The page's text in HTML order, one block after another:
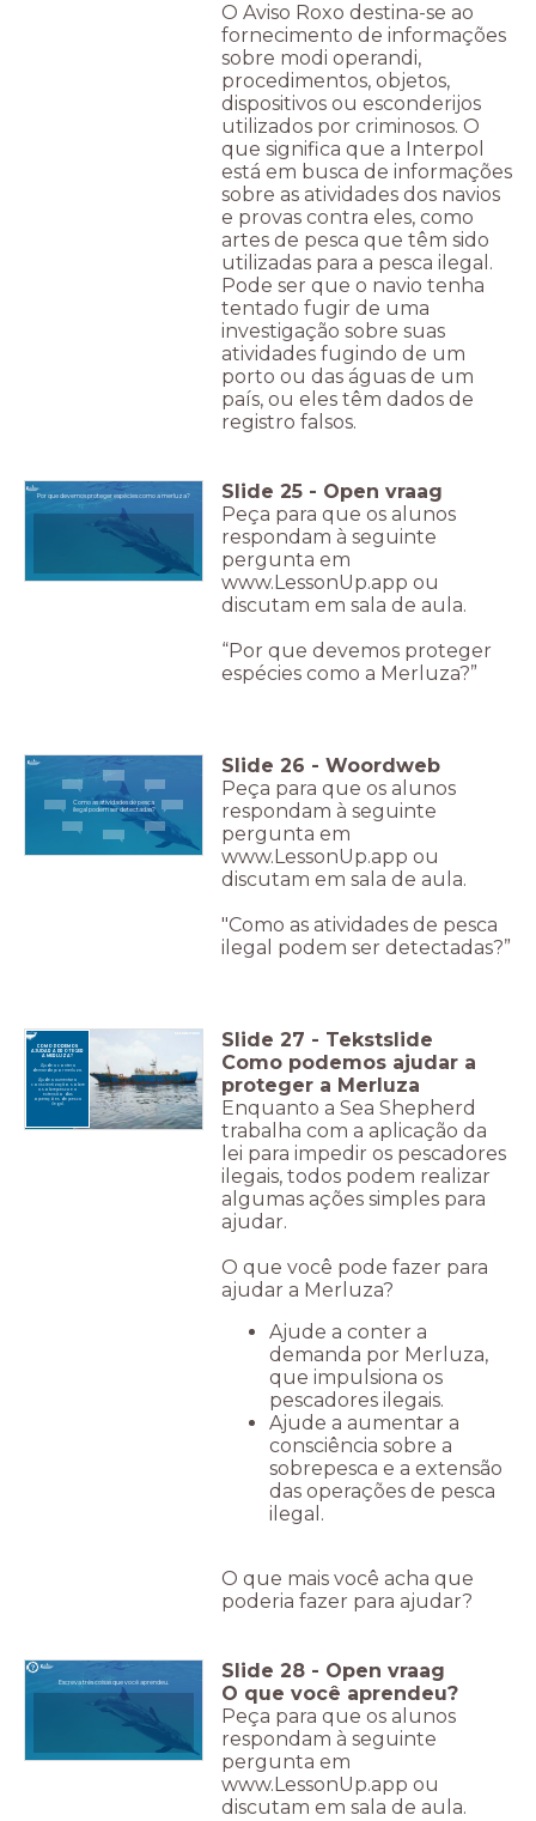
O Aviso Roxo destina-se ao
fornecimento de informações
sobre modi operandi,
procedimentos, objetos,
dispositivos ou esconderijos
utilizados por criminosos. O
que significa que a Interpol
está em busca de informações
sobre as atividades dos navios
e provas contra eles, como
artes de pesca que têm sido
utilizadas para a pesca ilegal.
Pode ser que o navio tenha
tentado fugir de uma
investigação sobre suas
atividades fugindo de um
porto ou das águas de um
país, ou eles têm dados de
registro falsos.
Por que devemos proteger espécies como a merluza? Slide 25 - Open vraag
Peça para que os alunos
respondam à seguinte
pergunta em
www.LessonUp.app ou
discutam em sala de aula.
“Por que devemos proteger
espécies como a Merluza?”
Como as atividades de pesca
ilegal podem ser detectadas?
Slide 26 - Woordweb
Peça para que os alunos
respondam à seguinte
pergunta em
www.LessonUp.app ou
discutam em sala de aula.
"Como as atividades de pesca
ilegal podem ser detectadas?”
COMO PODEMOS
AJUDAR A PROTEGER
A MERLUZA?
Ajude a conter a
demanda por merluza.
Ajude a aumentar a
conscientização sobre
a sobrepesca e a
extensão das
operações de pesca
ilegal.
Slide 27 - Tekstslide
Como podemos ajudar a
proteger a Merluza
Enquanto a Sea Shepherd
trabalha com a aplicação da
lei para impedir os pescadores
ilegais, todos podem realizar
algumas ações simples para
ajudar.
O que você pode fazer para
ajudar a Merluza?
Ajude a conter a
demanda por Merluza,
que impulsiona os
pescadores ilegais.
Ajude a aumentar a
consciência sobre a
sobrepesca e a extensão
das operações de pesca
ilegal.
O que mais você acha que
poderia fazer para ajudar?
Escreva três coisas que você aprendeu. Slide 28 - Open vraag
O que você aprendeu?
Peça para que os alunos
respondam à seguinte
pergunta em
www.LessonUp.app ou
discutam em sala de aula.